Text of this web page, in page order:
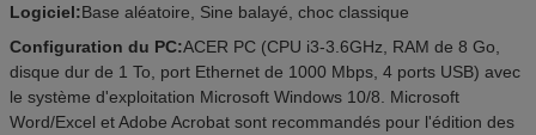
Logiciel:Base aléatoire, Sine balayé, choc classique
Configuration du PC:ACER PC (CPU i3-3.6GHz, RAM de 8 Go,
disque dur de 1 To, port Ethernet de 1000 Mbps, 4 ports USB) avec
le système d'exploitation Microsoft Windows 10/8. Microsoft
Word/Excel et Adobe Acrobat sont recommandés pour l'édition des